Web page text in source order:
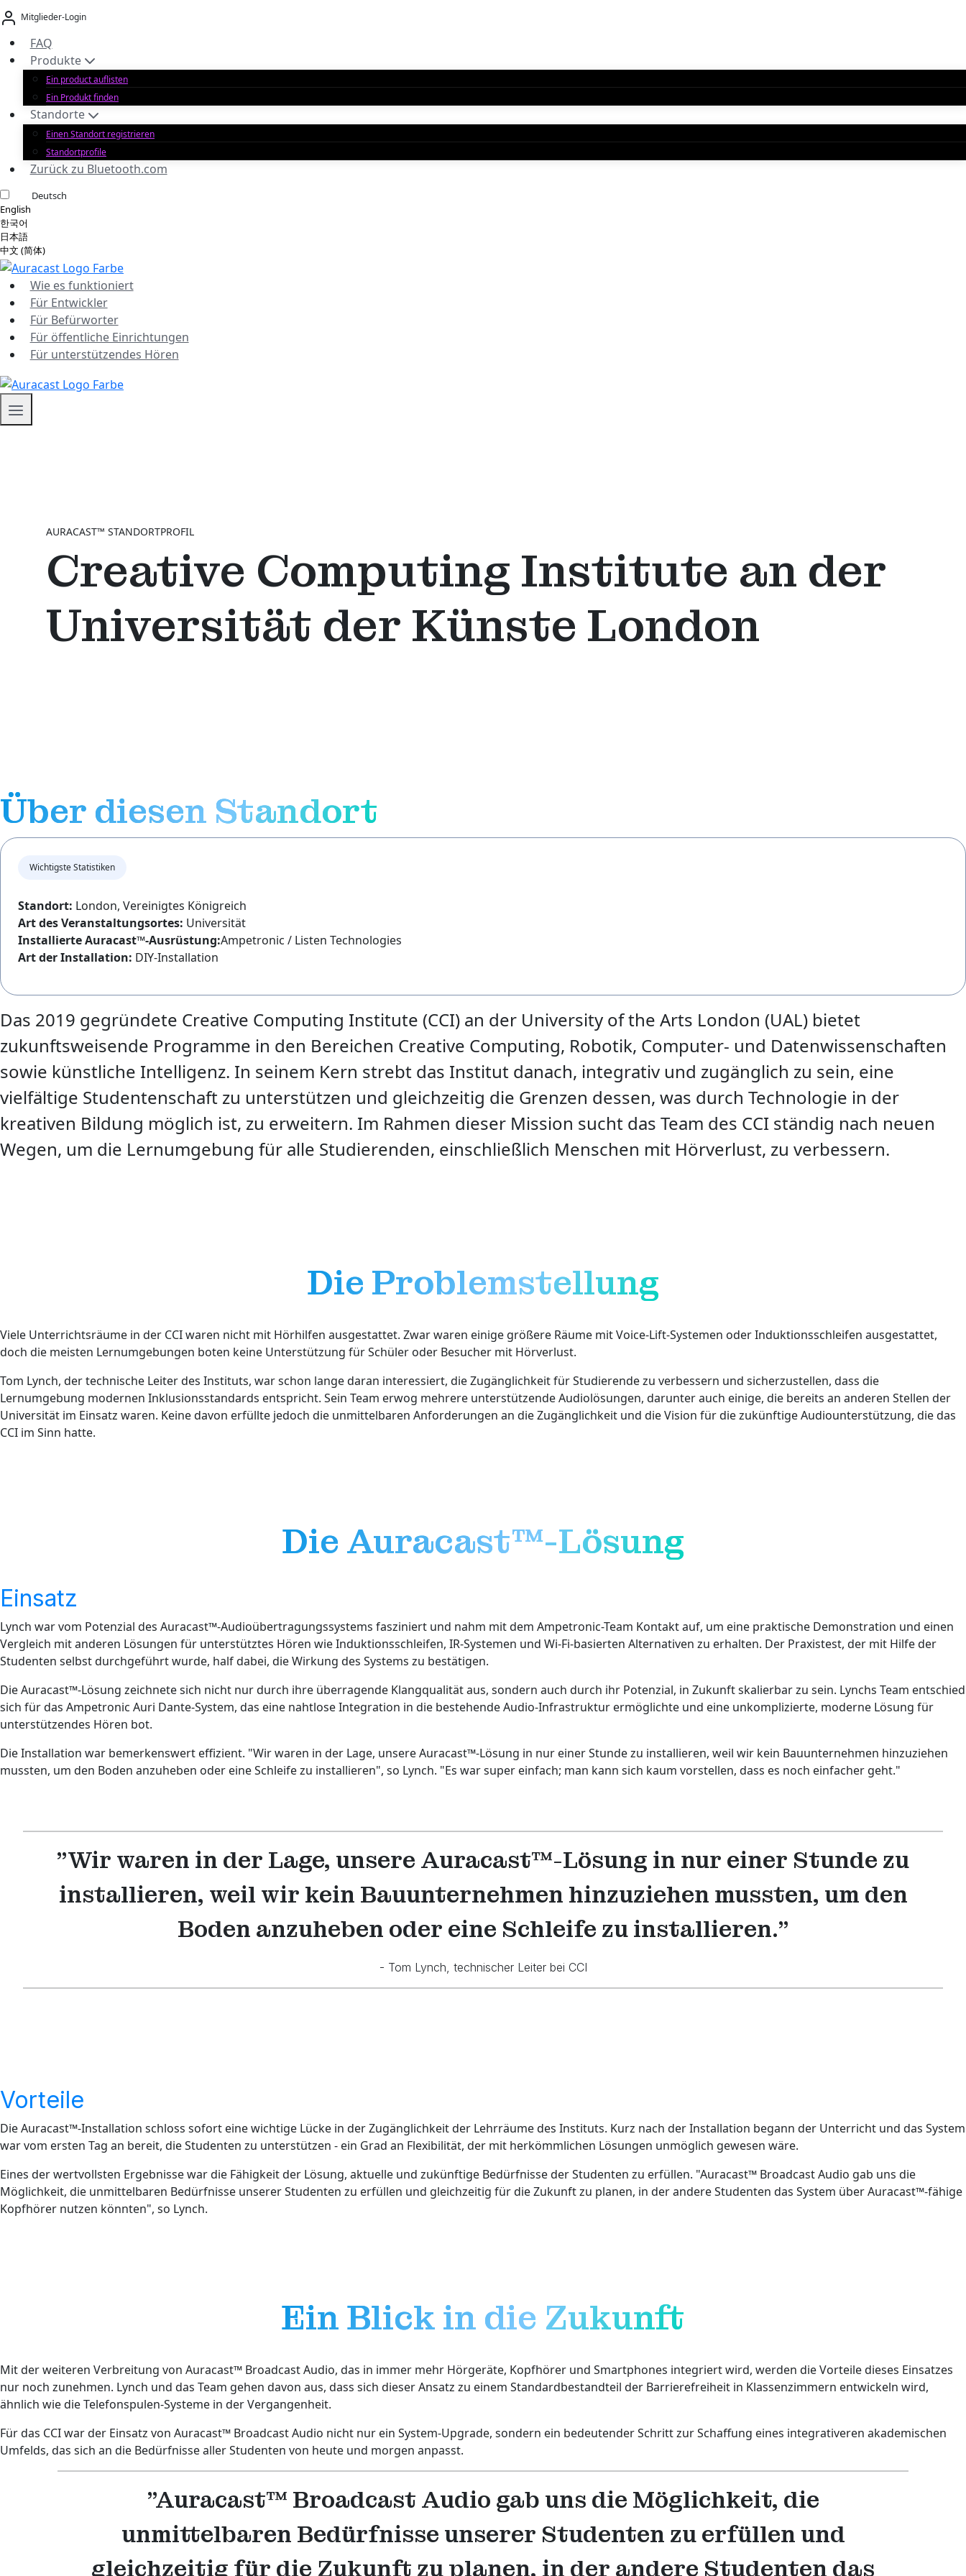
Zum
Inhalt
springen
Mitglieder-Login
FAQ
Produkte
Ein product auflisten
Ein Produkt finden
Standorte
Einen Standort registrieren
Standortprofile
Zurück zu Bluetooth.com
Deutsch
English
한국어
日本語
中文 (简体)
Wie es funktioniert
Für Entwickler
Für Befürworter
Für öffentliche Einrichtungen
Für unterstützendes Hören
AURACAST™ STANDORTPROFIL
Creative Computing Institute an der
Universität der Künste London
Über diesen Standort
Wichtigste Statistiken
Standort: London, Vereinigtes Königreich
Art des Veranstaltungsortes: Universität
Installierte Auracast™-Ausrüstung:Ampetronic / Listen Technologies
Art der Installation: DIY-Installation
Das 2019 gegründete Creative Computing Institute (CCI) an der University of the Arts London (UAL) bietet
zukunftsweisende Programme in den Bereichen Creative Computing, Robotik, Computer- und Datenwissenschaften
sowie künstliche Intelligenz. In seinem Kern strebt das Institut danach, integrativ und zugänglich zu sein, eine
vielfältige Studentenschaft zu unterstützen und gleichzeitig die Grenzen dessen, was durch Technologie in der
kreativen Bildung möglich ist, zu erweitern. Im Rahmen dieser Mission sucht das Team des CCI ständig nach neuen
Wegen, um die Lernumgebung für alle Studierenden, einschließlich Menschen mit Hörverlust, zu verbessern.
Die Problemstellung
Viele Unterrichtsräume in der CCI waren nicht mit Hörhilfen ausgestattet. Zwar waren einige größere Räume mit Voice-Lift-Systemen oder Induktionsschleifen ausgestattet,
doch die meisten Lernumgebungen boten keine Unterstützung für Schüler oder Besucher mit Hörverlust.
Tom Lynch, der technische Leiter des Instituts, war schon lange daran interessiert, die Zugänglichkeit für Studierende zu verbessern und sicherzustellen, dass die
Lernumgebung modernen Inklusionsstandards entspricht. Sein Team erwog mehrere unterstützende Audiolösungen, darunter auch einige, die bereits an anderen Stellen der
Universität im Einsatz waren. Keine davon erfüllte jedoch die unmittelbaren Anforderungen an die Zugänglichkeit und die Vision für die zukünftige Audiounterstützung, die das
CCI im Sinn hatte.
Die Auracast™-Lösung
Einsatz
Lynch war vom Potenzial des Auracast™-Audioübertragungssystems fasziniert und nahm mit dem Ampetronic-Team Kontakt auf, um eine praktische Demonstration und einen
Vergleich mit anderen Lösungen für unterstütztes Hören wie Induktionsschleifen, IR-Systemen und Wi-Fi-basierten Alternativen zu erhalten. Der Praxistest, der mit Hilfe der
Studenten selbst durchgeführt wurde, half dabei, die Wirkung des Systems zu bestätigen.
Die Auracast™-Lösung zeichnete sich nicht nur durch ihre überragende Klangqualität aus, sondern auch durch ihr Potenzial, in Zukunft skalierbar zu sein. Lynchs Team entschied
sich für das Ampetronic Auri Dante-System, das eine nahtlose Integration in die bestehende Audio-Infrastruktur ermöglichte und eine unkomplizierte, moderne Lösung für
unterstützendes Hören bot.
Die Installation war bemerkenswert effizient. "Wir waren in der Lage, unsere Auracast™-Lösung in nur einer Stunde zu installieren, weil wir kein Bauunternehmen hinzuziehen
mussten, um den Boden anzuheben oder eine Schleife zu installieren", so Lynch. "Es war super einfach; man kann sich kaum vorstellen, dass es noch einfacher geht."
"Wir waren in der Lage, unsere Auracast™-Lösung in nur einer Stunde zu
installieren, weil wir kein Bauunternehmen hinzuziehen mussten, um den
Boden anzuheben oder eine Schleife zu installieren."
- Tom Lynch, technischer Leiter bei CCI
Vorteile
Die Auracast™-Installation schloss sofort eine wichtige Lücke in der Zugänglichkeit der Lehrräume des Instituts. Kurz nach der Installation begann der Unterricht und das System
war vom ersten Tag an bereit, die Studenten zu unterstützen - ein Grad an Flexibilität, der mit herkömmlichen Lösungen unmöglich gewesen wäre.
Eines der wertvollsten Ergebnisse war die Fähigkeit der Lösung, aktuelle und zukünftige Bedürfnisse der Studenten zu erfüllen. "Auracast™ Broadcast Audio gab uns die
Möglichkeit, die unmittelbaren Bedürfnisse unserer Studenten zu erfüllen und gleichzeitig für die Zukunft zu planen, in der andere Studenten das System über Auracast™-fähige
Kopfhörer nutzen könnten", so Lynch.
Ein Blick in die Zukunft
Mit der weiteren Verbreitung von Auracast™ Broadcast Audio, das in immer mehr Hörgeräte, Kopfhörer und Smartphones integriert wird, werden die Vorteile dieses Einsatzes
nur noch zunehmen. Lynch und das Team gehen davon aus, dass sich dieser Ansatz zu einem Standardbestandteil der Barrierefreiheit in Klassenzimmern entwickeln wird,
ähnlich wie die Telefonspulen-Systeme in der Vergangenheit.
Für das CCI war der Einsatz von Auracast™ Broadcast Audio nicht nur ein System-Upgrade, sondern ein bedeutender Schritt zur Schaffung eines integrativeren akademischen
Umfelds, das sich an die Bedürfnisse aller Studenten von heute und morgen anpasst.
"Auracast™ Broadcast Audio gab uns die Möglichkeit, die
unmittelbaren Bedürfnisse unserer Studenten zu erfüllen und
gleichzeitig für die Zukunft zu planen, in der andere Studenten das